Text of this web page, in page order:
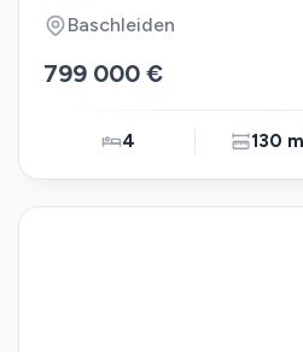
Baschleiden
799 000 €
4 130